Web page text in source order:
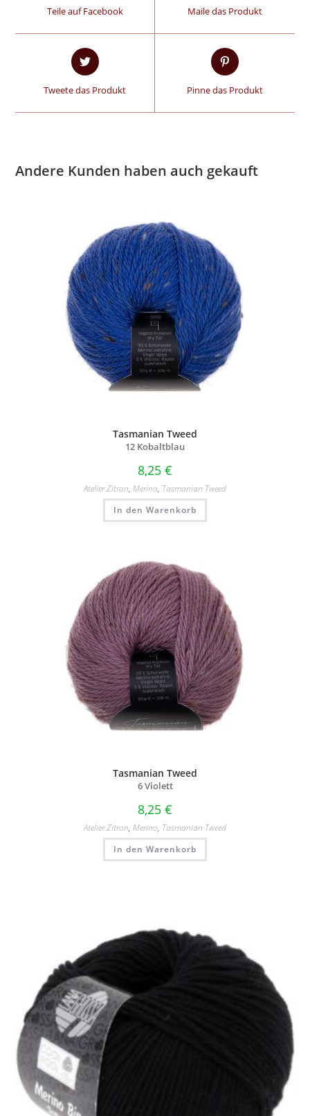
Teile auf Facebook Maile das Produkt
Tweete das Produkt Pinne das Produkt
Andere Kunden haben auch gekauft
Tasmanian Tweed
12 Kobaltblau
8,25 €
Atelier Zitron, Merino, Tasmanian Tweed
In den Warenkorb
Tasmanian Tweed
6 Violett
8,25 €
Atelier Zitron, Merino, Tasmanian Tweed
In den Warenkorb